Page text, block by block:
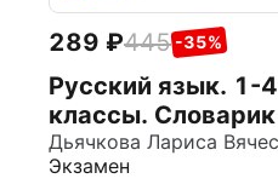
289 445 -35%
Русский язык. 1-4
классы. Словарик
Экзамен